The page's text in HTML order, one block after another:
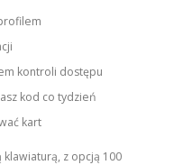
kontroli dostępu
kod co tydzień
kart
z opcją 100